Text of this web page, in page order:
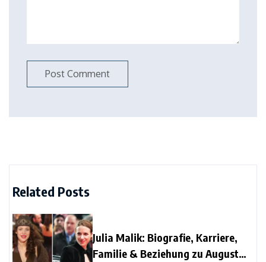
Related Posts
Julia Malik: Biografie, Karriere,
Familie & Beziehung zu August